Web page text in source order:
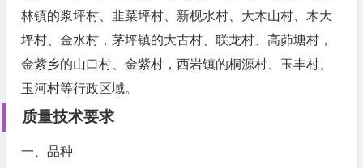
林镇的浆坪村、韭菜坪村、新枧水村、大木山村、木大
坪村、金水村，茅坪镇的大古村、联龙村、高茆塘村，
金紫乡的山口村、金紫村，西岩镇的桐源村、玉丰村、
玉河村等行政区域。
质量技术要求
一、品种